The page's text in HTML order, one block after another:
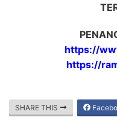
https://
https://
SHARE THIS